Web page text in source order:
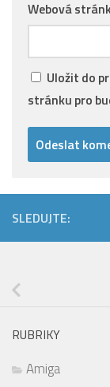
Webová
Uložit do
stránku pro
SLEDUJTE:
RUBRIKY
Amiga